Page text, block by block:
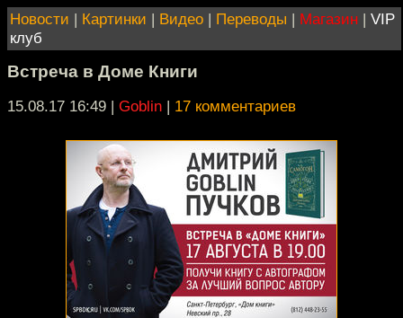
Новости | Картинки | Видео | Переводы | Магазин | VIP
клуб
Встреча в Доме Книги
15.08.17 16:49 | Goblin | 17 комментариев